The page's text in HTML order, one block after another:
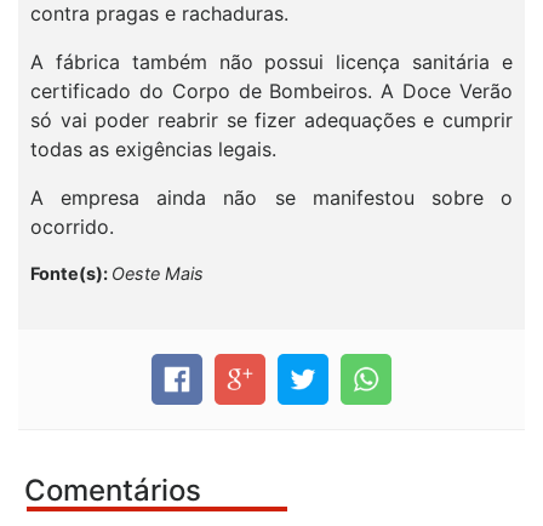
contra pragas e rachaduras.
A fábrica também não possui licença sanitária e
certificado do Corpo de Bombeiros. A Doce Verão
só vai poder reabrir se fizer adequações e cumprir
todas as exigências legais.
A empresa ainda não se manifestou sobre o
ocorrido.
Fonte(s): Oeste Mais
Comentários